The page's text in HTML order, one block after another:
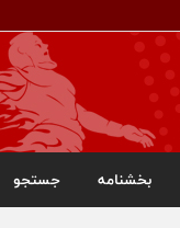
بخشنامه جستجو